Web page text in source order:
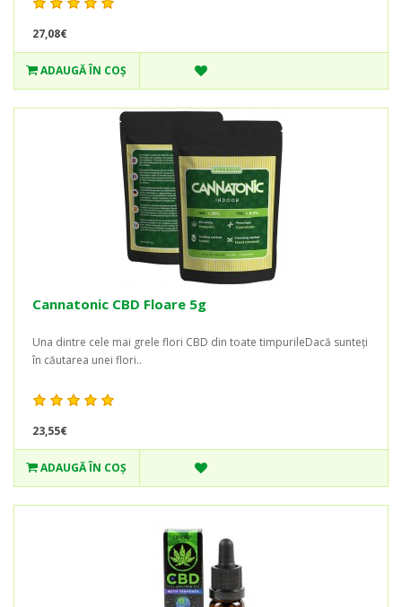
27,08€
ADAUGĂ ÎN COŞ
Cannatonic CBD Floare 5g
Una dintre cele mai grele flori CBD din toate timpurileDacă sunteți
în căutarea unei flori..
23,55€
ADAUGĂ ÎN COŞ